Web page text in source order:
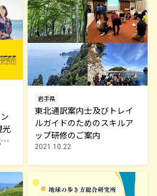
光
岩手県
東北通訳案内士及びトレイ
ルガイドのためのスキルア
ップ研修のご案内
2021.10.22